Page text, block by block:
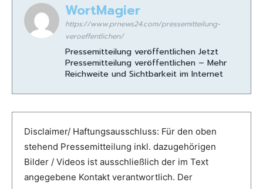
WortMagier
https://www.prnews24.com/pressemitteilung-
veroeffentlichen/
Pressemitteilung veröffentlichen Jetzt
Pressemitteilung veröffentlichen – Mehr
Reichweite und Sichtbarkeit im Internet
Disclaimer/ Haftungsausschluss: Für den oben
stehend Pressemitteilung inkl. dazugehörigen
Bilder / Videos ist ausschließlich der im Text
angegebene Kontakt verantwortlich. Der